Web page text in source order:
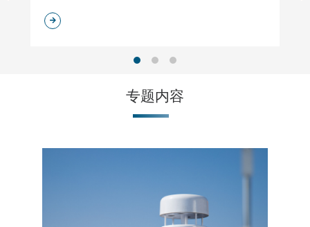
专题内容